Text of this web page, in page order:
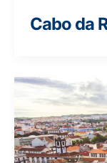
Cabo da